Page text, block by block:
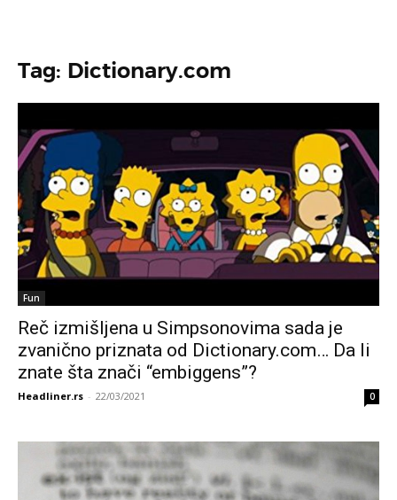
Tag: Dictionary.com
Fun
Reč izmišljena u Simpsonovima sada je
zvanično priznata od Dictionary.com… Da li
znate šta znači “embiggens”?
Headliner.rs - 22/03/2021 0